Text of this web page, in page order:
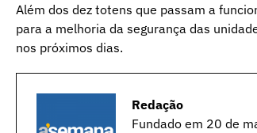
Além dos dez totens que passam a
para a melhoria da segurança das
nos próximos dias.
Redação
Fundado em 20 de